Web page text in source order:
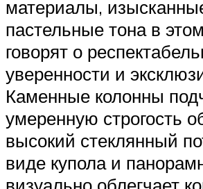
материалы,
пастельные тона в
говорят о
уверенности и
Каменные колонны
умеренную строгость
высокий стеклянный
виде купола и
визуально облегчает